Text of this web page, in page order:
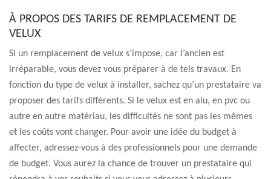
À PROPOS DES TARIFS DE REMPLACEMENT DE
VELUX
Si un remplacement de velux s’impose, car l’ancien est
irréparable, vous devez vous préparer à de tels travaux. En
fonction du type de velux à installer, sachez qu’un prestataire va
proposer des tarifs différents. Si le velux est en alu, en pvc ou
autre en autre matériau, les difficultés ne sont pas les mêmes
et les coûts vont changer. Pour avoir une idée du budget à
affecter, adressez-vous à des professionnels pour une demande
de budget. Vous aurez la chance de trouver un prestataire qui